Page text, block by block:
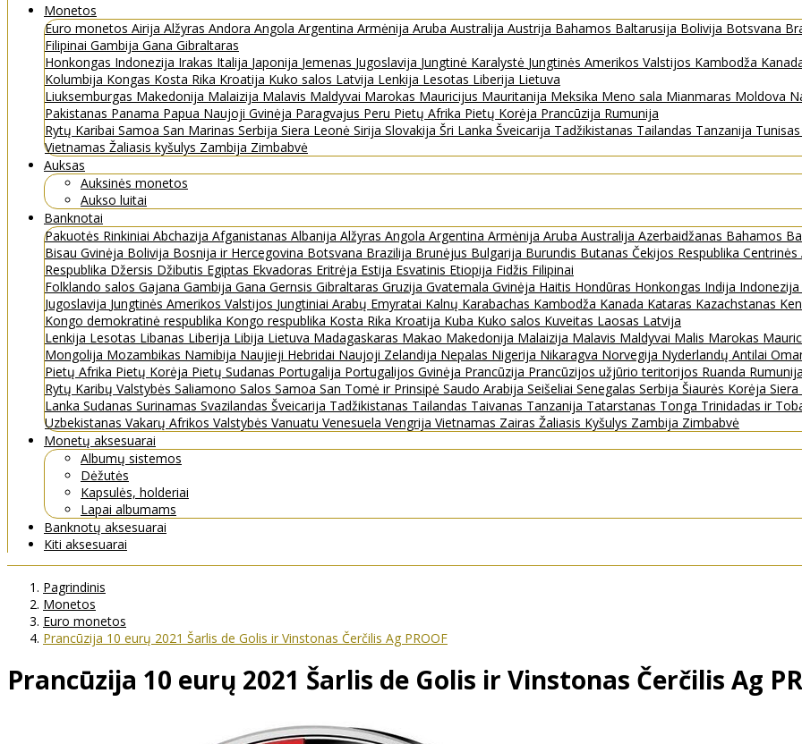
Monetos
Euro monetos Airija Alžyras Andora Angola Argentina Armėnija Aruba Australija Austrija Bahamos Baltarusija Bolivija Botsvana
Filipinai Gambija Gana Gibraltaras
Honkongas Indonezija Irakas Italija Japonija Jemenas Jugoslavija Jungtinė Karalystė Jungtinės Amerikos Valstijos Kambodža
Kolumbija Kongas Kosta Rika Kroatija Kuko salos Latvija Lenkija Lesotas Liberija Lietuva
Liuksemburgas Makedonija Malaizija Malavis Maldyvai Marokas Mauricijus Mauritanija Meksika Meno sala Mianmaras Moldova
Pakistanas Panama Papua Naujoji Gvinėja Paragvajus Peru Pietų Afrika Pietų Korėja Prancūzija Rumunija
Rytų Karibai Samoa San Marinas Serbija Siera Leonė Sirija Slovakija Šri Lanka Šveicarija Tadžikistanas Tailandas Tanzanija Tunisas
Vietnamas Žaliasis kyšulys Zambija Zimbabvė
Auksas
Auksinės monetos
Aukso luitai
Banknotai
Pakuotės Rinkiniai Abchazija Afganistanas Albanija Alžyras Angola Argentina Armėnija Aruba Australija Azerbaidžanas Bahamos
Bisau Gvinėja Bolivija Bosnija ir Hercegovina Botsvana Brazilija Brunėjus Bulgarija Burundis Butanas Čekijos Respublika Centrinės
Respublika Džersis Džibutis Egiptas Ekvadoras Eritrėja Estija Esvatinis Etiopija Fidžis Filipinai
Folklando salos Gajana Gambija Gana Gernsis Gibraltaras Gruzija Gvatemala Gvinėja Haitis Hondūras Honkongas Indija Indonezija
Jugoslavija Jungtinės Amerikos Valstijos Jungtiniai Arabų Emyratai Kalnų Karabachas Kambodža Kanada Kataras Kazachstanas
Kongo demokratinė respublika Kongo respublika Kosta Rika Kroatija Kuba Kuko salos Kuveitas Laosas Latvija
Lenkija Lesotas Libanas Liberija Libija Lietuva Madagaskaras Makao Makedonija Malaizija Malavis Maldyvai Malis Marokas
Mongolija Mozambikas Namibija Naujieji Hebridai Naujoji Zelandija Nepalas Nigerija Nikaragva Norvegija Nyderlandų Antilai
Pietų Afrika Pietų Korėja Pietų Sudanas Portugalija Portugalijos Gvinėja Prancūzija Prancūzijos užjūrio teritorijos Ruanda Rumunija
Rytų Karibų Valstybės Saliamono Salos Samoa San Tomė ir Prinsipė Saudo Arabija Seišeliai Senegalas Serbija Šiaurės Korėja
Lanka Sudanas Surinamas Svazilandas Šveicarija Tadžikistanas Tailandas Taivanas Tanzanija Tatarstanas Tonga Trinidadas ir
Uzbekistanas Vakarų Afrikos Valstybės Vanuatu Venesuela Vengrija Vietnamas Zairas Žaliasis Kyšulys Zambija Zimbabvė
Monetų aksesuarai
Albumų sistemos
Dėžutės
Kapsulės, holderiai
Lapai albumams
Banknotų aksesuarai
Kiti aksesuarai
Pagrindinis
Monetos
Euro monetos
Prancūzija 10 eurų 2021 Šarlis de Golis ir Vinstonas Čerčilis Ag PROOF
Prancūzija 10 eurų 2021 Šarlis de Golis ir Vinstonas Čerčilis Ag